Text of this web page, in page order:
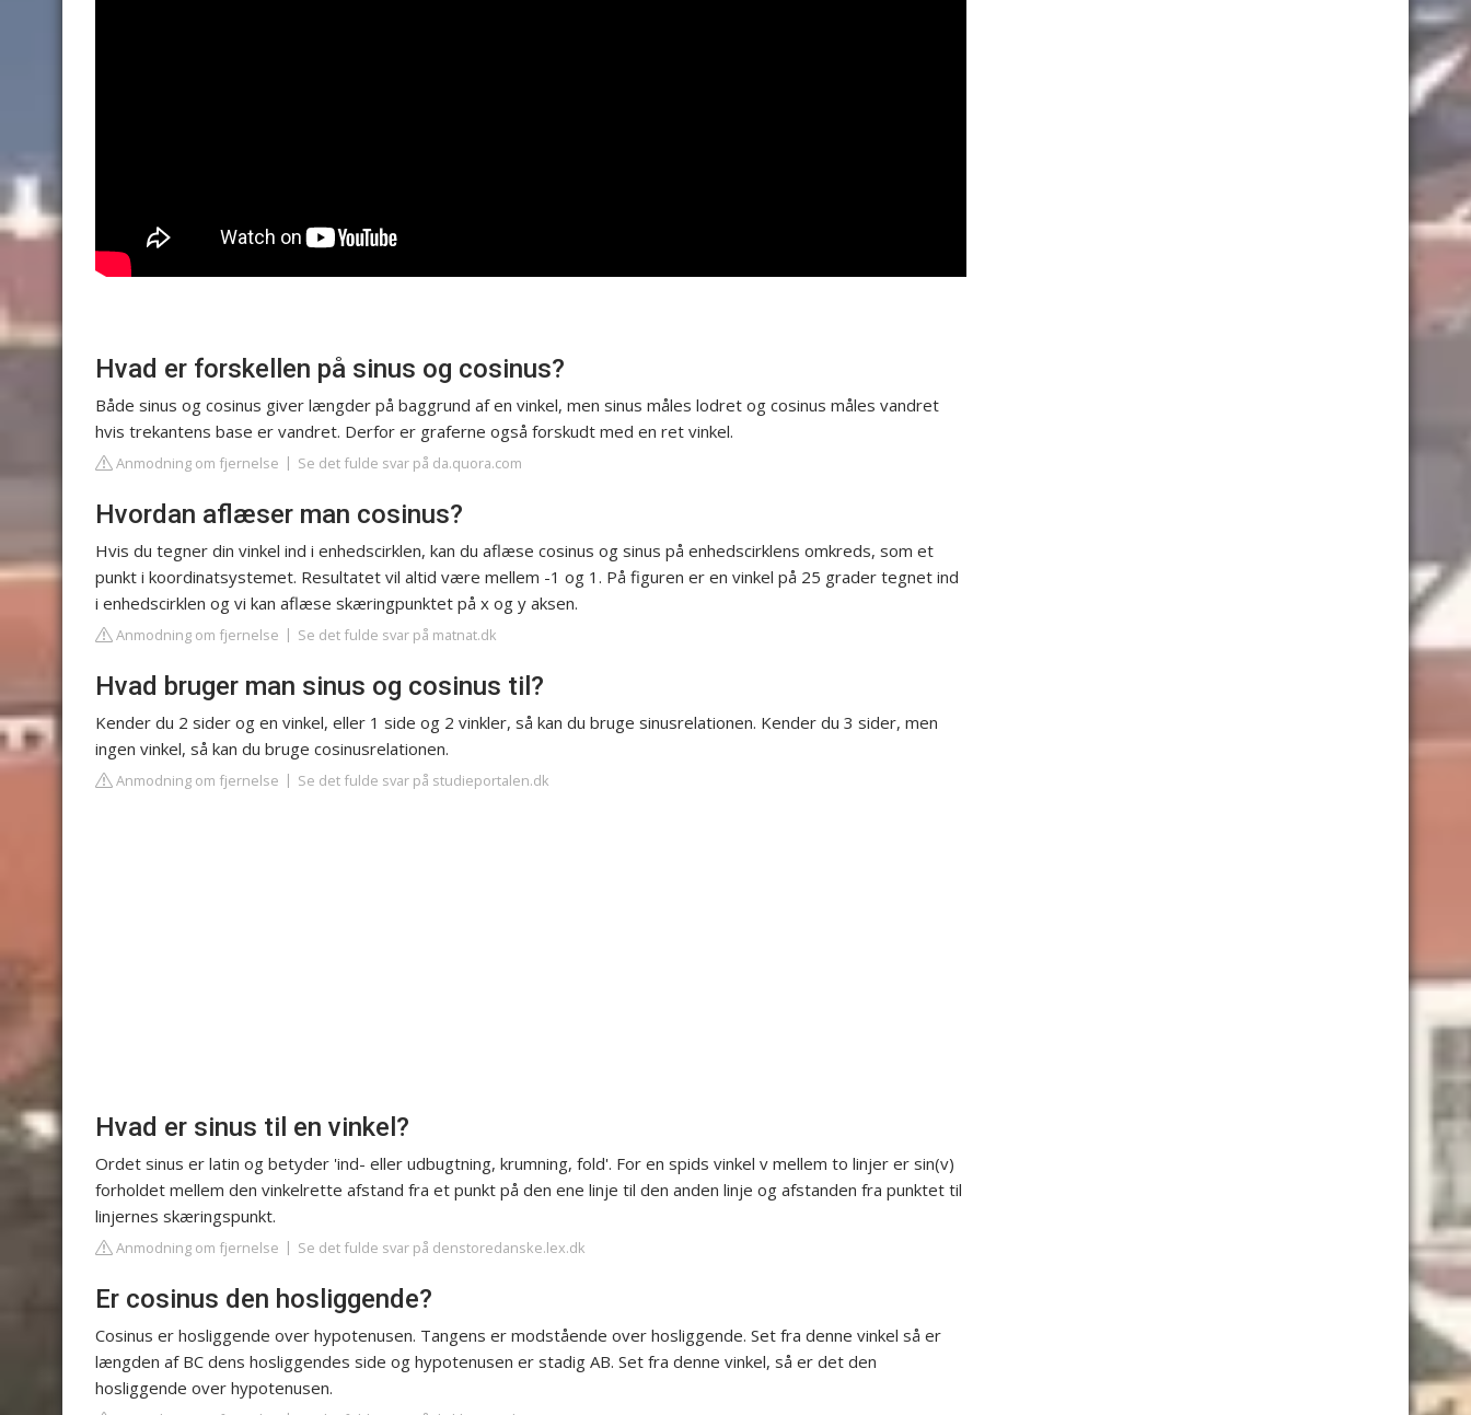
Hvad er forskellen på sinus og cosinus?
Både sinus og cosinus giver længder på baggrund af en vinkel, men sinus måles lodret og cosinus måles vandret
hvis trekantens base er vandret. Derfor er graferne også forskudt med en ret vinkel.
Anmodning om fjernelse Se det fulde svar på da.quora.com
Hvordan aflæser man cosinus?
Hvis du tegner din vinkel ind i enhedscirklen, kan du aflæse cosinus og sinus på enhedscirklens omkreds, som et
punkt i koordinatsystemet. Resultatet vil altid være mellem -1 og 1. På figuren er en vinkel på 25 grader tegnet ind
i enhedscirklen og vi kan aflæse skæringpunktet på x og y aksen.
Anmodning om fjernelse Se det fulde svar på matnat.dk
Hvad bruger man sinus og cosinus til?
Kender du 2 sider og en vinkel, eller 1 side og 2 vinkler, så kan du bruge sinusrelationen. Kender du 3 sider, men
ingen vinkel, så kan du bruge cosinusrelationen.
Anmodning om fjernelse Se det fulde svar på studieportalen.dk
Hvad er sinus til en vinkel?
Ordet sinus er latin og betyder 'ind- eller udbugtning, krumning, fold'. For en spids vinkel v mellem to linjer er sin(v)
forholdet mellem den vinkelrette afstand fra et punkt på den ene linje til den anden linje og afstanden fra punktet til
linjernes skæringspunkt.
Anmodning om fjernelse Se det fulde svar på denstoredanske.lex.dk
Er cosinus den hosliggende?
Cosinus er hosliggende over hypotenusen. Tangens er modstående over hosliggende. Set fra denne vinkel så er
længden af BC dens hosliggendes side og hypotenusen er stadig AB. Set fra denne vinkel, så er det den
hosliggende over hypotenusen.